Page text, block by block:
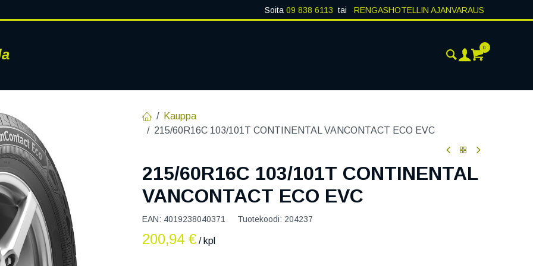
Soita 09 838 6113 tai RENGASHOTELLIN AJANVARAUS
RENKAAT
0
Kauppa
215/60R16C 103/101T CONTINENTAL VANCONTACT ECO EVC
215/60R16C 103/101T CONTINENTAL
VANCONTACT ECO EVC
EAN: 4019238040371 Tuotekoodi: 204237
200,94 € / kpl